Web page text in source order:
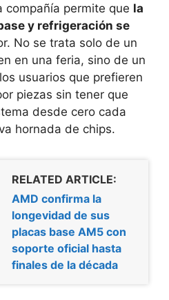
compañía permite que la
y refrigeración se
No se trata solo de un
en una feria, sino de un
usuarios que prefieren
piezas sin tener que
desde cero cada
hornada de chips.
RELATED ARTICLE:
AMD confirma la
longevidad de sus
placas base AM5 con
soporte oficial hasta
finales de la década